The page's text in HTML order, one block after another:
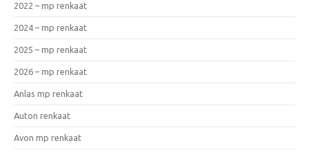
2022 – mp renkaat
2024 – mp renkaat
2025 – mp renkaat
2026 – mp renkaat
Anlas mp renkaat
Auton renkaat
Avon mp renkaat